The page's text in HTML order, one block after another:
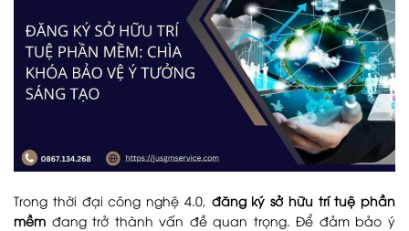
Trong thời đại công nghệ 4.0, đăng ký sở hữu trí tuệ phần
mềm đang trở thành vấn đề quan trọng. Để đảm bảo ý